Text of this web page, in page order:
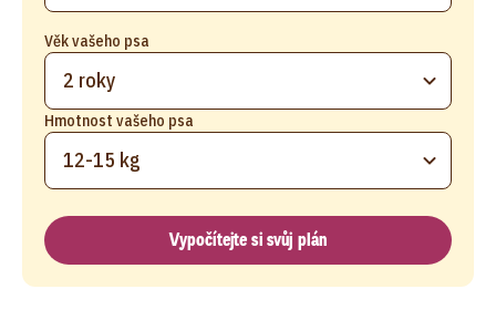
Věk vašeho psa
2 roky
Hmotnost vašeho psa
12-15 kg
Vypočítejte si svůj plán